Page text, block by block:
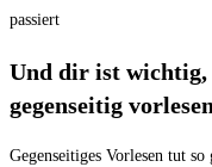
passiert
Und dir ist wichtig,
gegenseitig
Gegenseitiges Vorlesen tut